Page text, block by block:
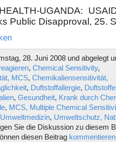
UGANDA:
Public Disapproval, 25.
28. Juni 2008 und abgelegt
, Chemical Sensitivity,
MCS, Chemikaliensensitivität,
, Duftstoffallergie, Duftstoffe
, Gesundheit, Krank durch
, MCS, Multiple Chemical
Umweltmedizin, Umweltschutz,
Sie die Diskussion zu diesem
diesen Beitrag kommentieren